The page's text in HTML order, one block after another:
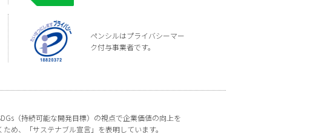
ペンシルはプライバシーマー
ク付与事業者です。
（持続可能な開発目標）の視点で企業価値の向上を
め、「サステナブル宣言」を表明しています。